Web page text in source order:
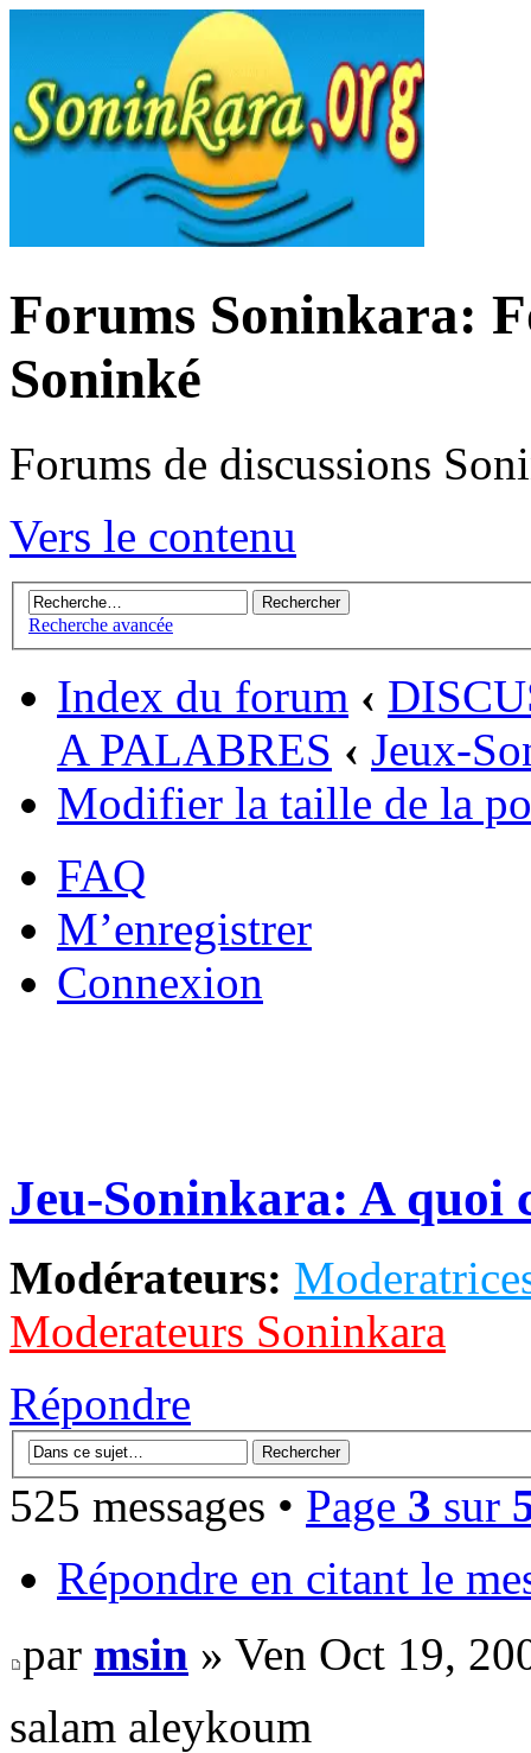
Forums Soninkara:
Soninké
Forums de discussions
Vers le contenu
Recherche avancée
Index du forum ‹
A PALABRES ‹ Jeux-
Modifier la taille de la
FAQ
M’enregistrer
Connexion
Jeu-Soninkara: A quoi
Modérateurs:
Moderateurs Soninkara
Répondre
525 messages • Page 3 sur
Répondre en citant le
par msin » Ven Oct 19,
salam aleykoum